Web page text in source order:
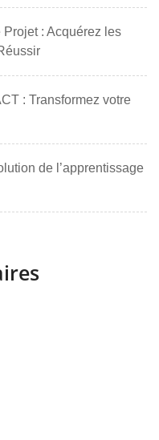
: Acquérez les
: Transformez votre
de l’apprentissage